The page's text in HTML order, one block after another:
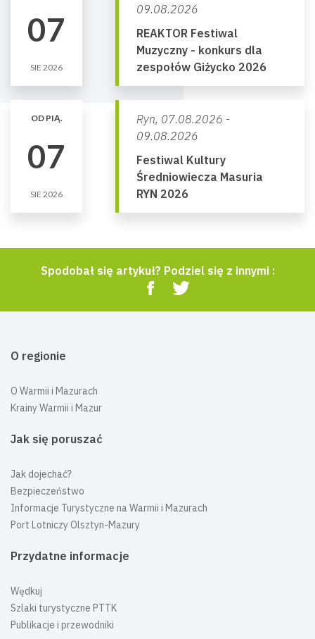
07
SIE 2026
09.08.2026
REAKTOR Festiwal
Muzyczny - konkurs dla
zespołów Giżycko 2026
OD PIĄ.
07
SIE 2026
Ryn, 07.08.2026 -
09.08.2026
Festiwal Kultury
Średniowiecza Masuria
RYN 2026
Spodobał się artykuł? Podziel się z innymi :
O regionie
O Warmii i Mazurach
Krainy Warmii i Mazur
Jak się poruszać
Jak dojechać?
Bezpieczeństwo
Informacje Turystyczne na Warmii i Mazurach
Port Lotniczy Olsztyn-Mazury
Przydatne informacje
Wędkuj
Szlaki turystyczne PTTK
Publikacje i przewodniki